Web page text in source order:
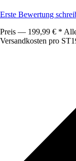
Erste Bewertung
Preis — 199,99 € *
Versandkosten pro ST